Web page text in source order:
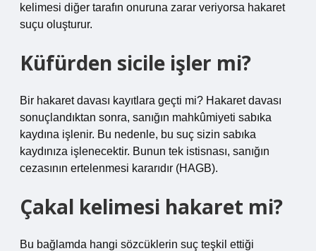
kelimesi diğer tarafın onuruna zarar veriyorsa hakaret
suçu oluşturur.
Küfürden sicile işler mi?
Bir hakaret davası kayıtlara geçti mi? Hakaret davası
sonuçlandıktan sonra, sanığın mahkûmiyeti sabıka
kaydına işlenir. Bu nedenle, bu suç sizin sabıka
kaydınıza işlenecektir. Bunun tek istisnası, sanığın
cezasının ertelenmesi kararıdır (HAGB).
Çakal kelimesi hakaret mi?
Bu bağlamda hangi sözcüklerin suç teşkil ettiği